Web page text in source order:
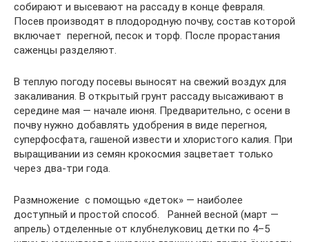
собирают и высевают на рассаду в конце февраля.
Посев производят в плодородную почву, состав которой
включает перегной, песок и торф. После прорастания
саженцы разделяют.
В теплую погоду посевы выносят на свежий воздух для
закаливания. В открытый грунт рассаду высаживают в
середине мая — начале июня. Предварительно, с осени в
почву нужно добавлять удобрения в виде перегноя,
суперфосфата, гашеной извести и хлористого калия. При
выращивании из семян крокосмия зацветает только
через два-три года.
Размножение с помощью «деток» — наиболее
доступный и простой способ. Ранней весной (март —
апрель) отделенные от клубнелуковиц детки по 4–5